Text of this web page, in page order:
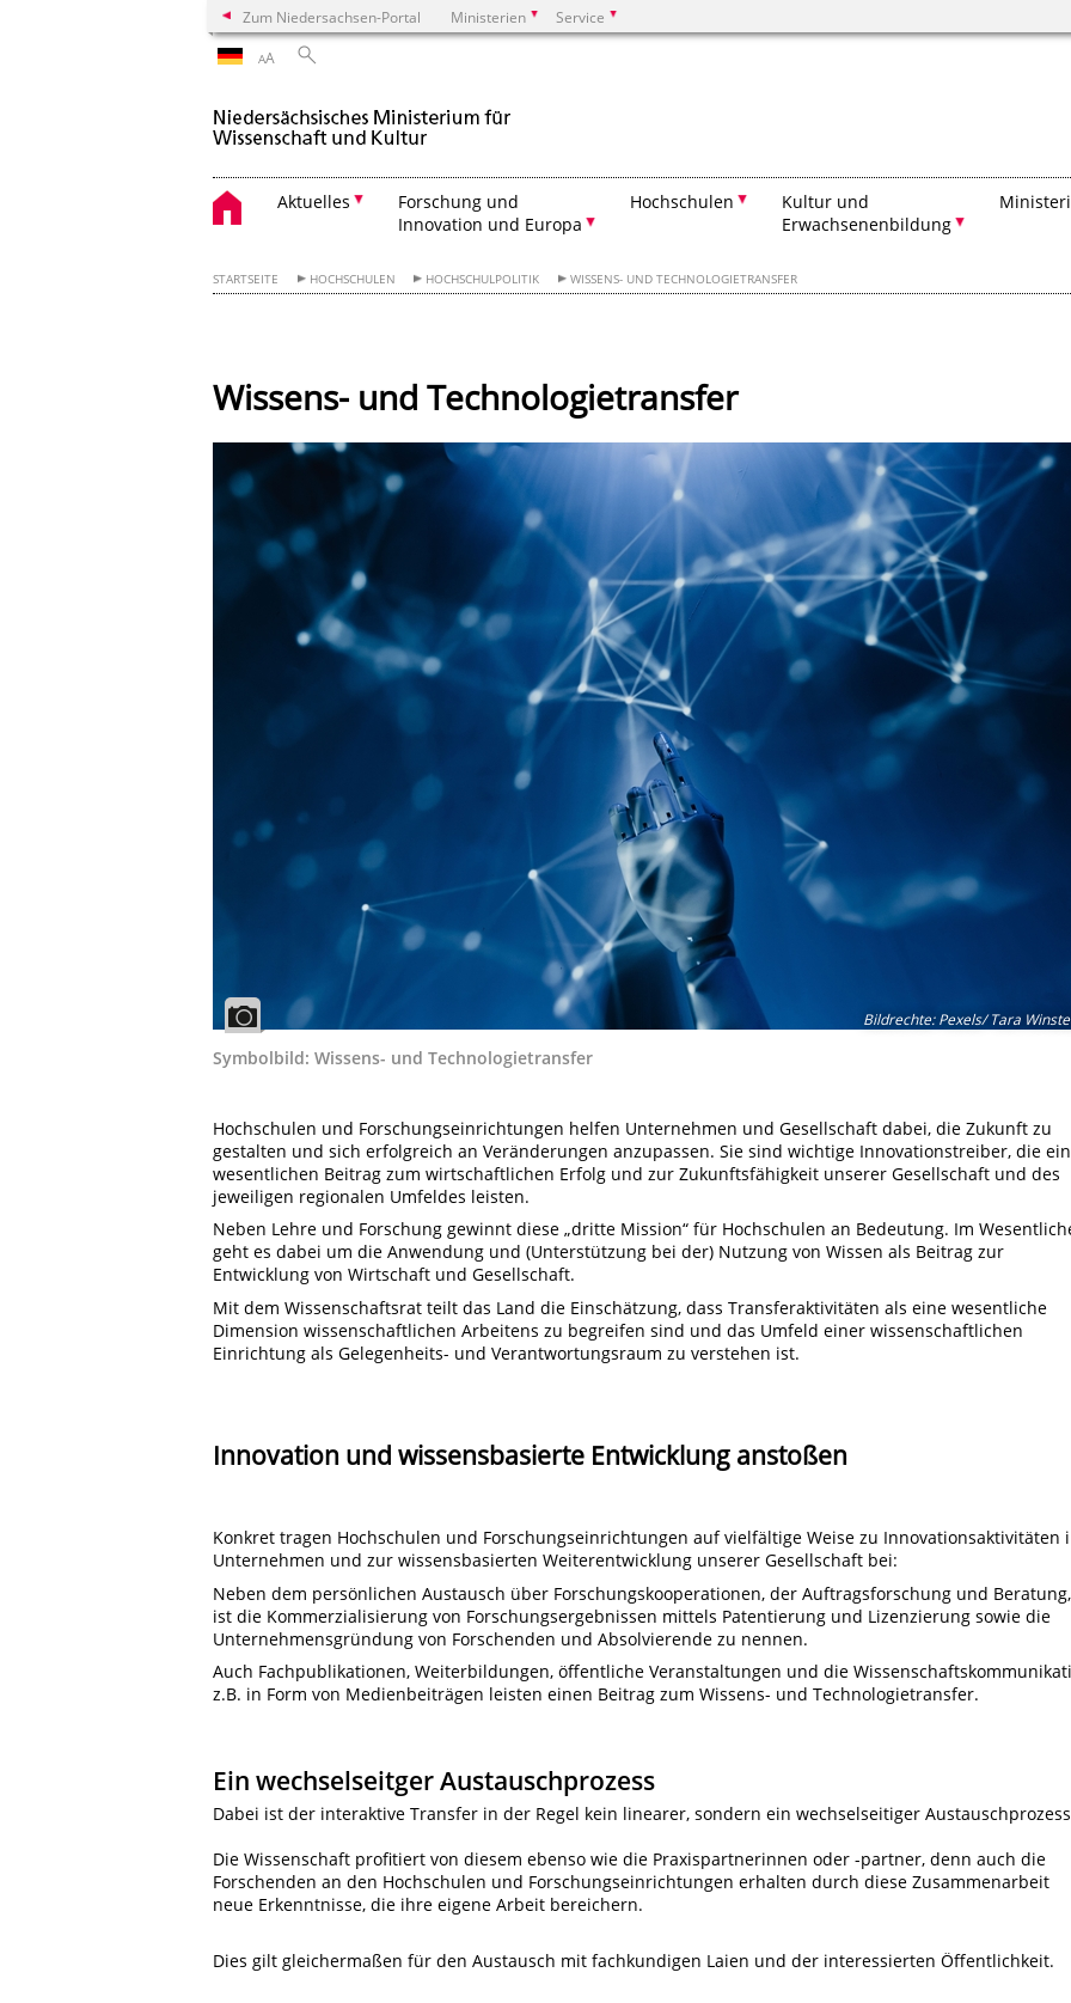
Zum Niedersachsen-Portal Ministerien Service
AA
Aktuelles
Forschung und
Innovation und Europa
Hochschulen
Kultur und
Erwachsenenbildung
STARTSEITE HOCHSCHULEN HOCHSCHULPOLITIK WISSENS- UND TECHNOLOGIETRANSFER
Wissens- und Technologietransfer
Bildrechte:Pexels/ Tara
Symbolbild: Wissens- und Technologietransfer
Hochschulen und Forschungseinrichtungen helfen Unternehmen und Gesellschaft dabei, die Zukunft zu
gestalten und sich erfolgreich an Veränderungen anzupassen. Sie sind wichtige Innovationstreiber, die
wesentlichen Beitrag zum wirtschaftlichen Erfolg und zur Zukunftsfähigkeit unserer Gesellschaft und des
jeweiligen regionalen Umfeldes leisten.
Neben Lehre und Forschung gewinnt diese „dritte Mission“ für Hochschulen an Bedeutung. Im
geht es dabei um die Anwendung und (Unterstützung bei der) Nutzung von Wissen als Beitrag zur
Entwicklung von Wirtschaft und Gesellschaft.
Mit dem Wissenschaftsrat teilt das Land die Einschätzung, dass Transferaktivitäten als eine wesentliche
Dimension wissenschaftlichen Arbeitens zu begreifen sind und das Umfeld einer wissenschaftlichen
Einrichtung als Gelegenheits- und Verantwortungsraum zu verstehen ist.
Innovation und wissensbasierte Entwicklung anstoßen
Konkret tragen Hochschulen und Forschungseinrichtungen auf vielfältige Weise zu Innovationsaktivitäten
Unternehmen und zur wissensbasierten Weiterentwicklung unserer Gesellschaft bei:
Neben dem persönlichen Austausch über Forschungskooperationen, der Auftragsforschung und Beratung,
ist die Kommerzialisierung von Forschungsergebnissen mittels Patentierung und Lizenzierung sowie die
Unternehmensgründung von Forschenden und Absolvierende zu nennen.
Auch Fachpublikationen, Weiterbildungen, öffentliche Veranstaltungen und die
z.B. in Form von Medienbeiträgen leisten einen Beitrag zum Wissens- und Technologietransfer.
Ein wechselseitger Austauschprozess
Dabei ist der interaktive Transfer in der Regel kein linearer, sondern ein wechselseitiger
Die Wissenschaft profitiert von diesem ebenso wie die Praxispartnerinnen oder -partner, denn auch die
Forschenden an den Hochschulen und Forschungseinrichtungen erhalten durch diese Zusammenarbeit
neue Erkenntnisse, die ihre eigene Arbeit bereichern.
Dies gilt gleichermaßen für den Austausch mit fachkundigen Laien und der interessierten Öffentlichkeit.